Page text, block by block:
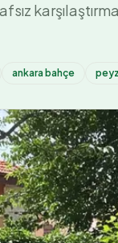
ankara bahçe